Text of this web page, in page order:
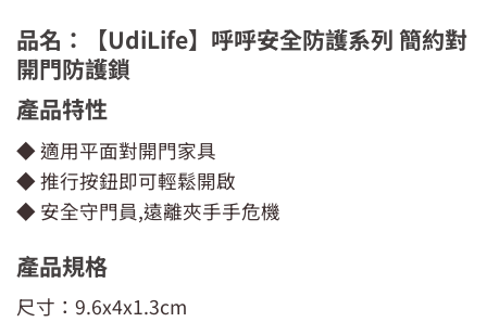
品名：【UdiLife】呼呼安全防護系列 簡約對
開門防護鎖
產品特性
◆ 適用平面對開門家具
◆ 推行按鈕即可輕鬆開啟
◆ 安全守門員,遠離夾手手危機
產品規格
尺寸：9.6x4x1.3cm